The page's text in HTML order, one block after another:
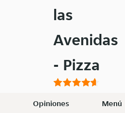
las
Avenidas
- Pizza
Opiniones Menú